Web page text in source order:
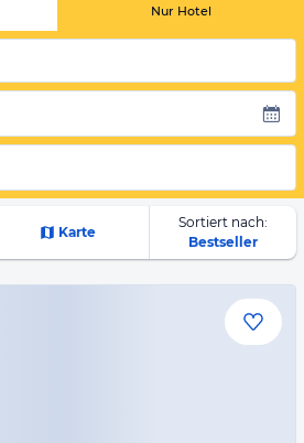
Nur Hotel
Karte
Sortiert nach:
Bestseller